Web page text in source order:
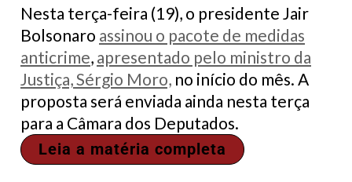
Nesta terça-feira (19), o presidente Jair
Bolsonaro assinou o pacote de medidas
anticrime, apresentado pelo ministro da
Justiça, Sérgio Moro, no início do mês. A
proposta será enviada ainda nesta terça
para a Câmara dos Deputados.
Leia a matéria completa